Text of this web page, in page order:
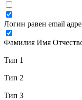
Логин равен email
Фамилия Имя
Тип 1
Тип 2
Тип 3